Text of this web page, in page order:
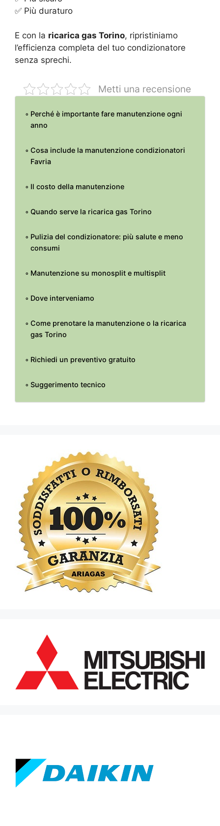
✅ Più duraturo
E con la ricarica gas Torino, ripristiniamo
l’efficienza completa del tuo condizionatore
senza sprechi.
Metti una recensione
Perché è importante fare manutenzione ogni
anno
Cosa include la manutenzione condizionatori
Favria
Il costo della manutenzione
Quando serve la ricarica gas Torino
Pulizia del condizionatore: più salute e meno
consumi
Manutenzione su monosplit e multisplit
Dove interveniamo
Come prenotare la manutenzione o la ricarica
gas Torino
Richiedi un preventivo gratuito
Suggerimento tecnico